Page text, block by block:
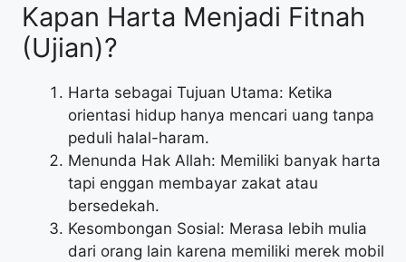
Kapan Harta Menjadi Fitnah
(Ujian)?
Harta sebagai Tujuan Utama: Ketika
orientasi hidup hanya mencari uang tanpa
peduli halal-haram.
Menunda Hak Allah: Memiliki banyak harta
tapi enggan membayar zakat atau
bersedekah.
Kesombongan Sosial: Merasa lebih mulia
dari orang lain karena memiliki merek mobil